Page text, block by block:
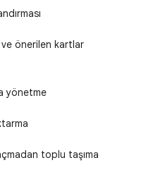
önerilen kartlar
yönetme
toplu taşıma